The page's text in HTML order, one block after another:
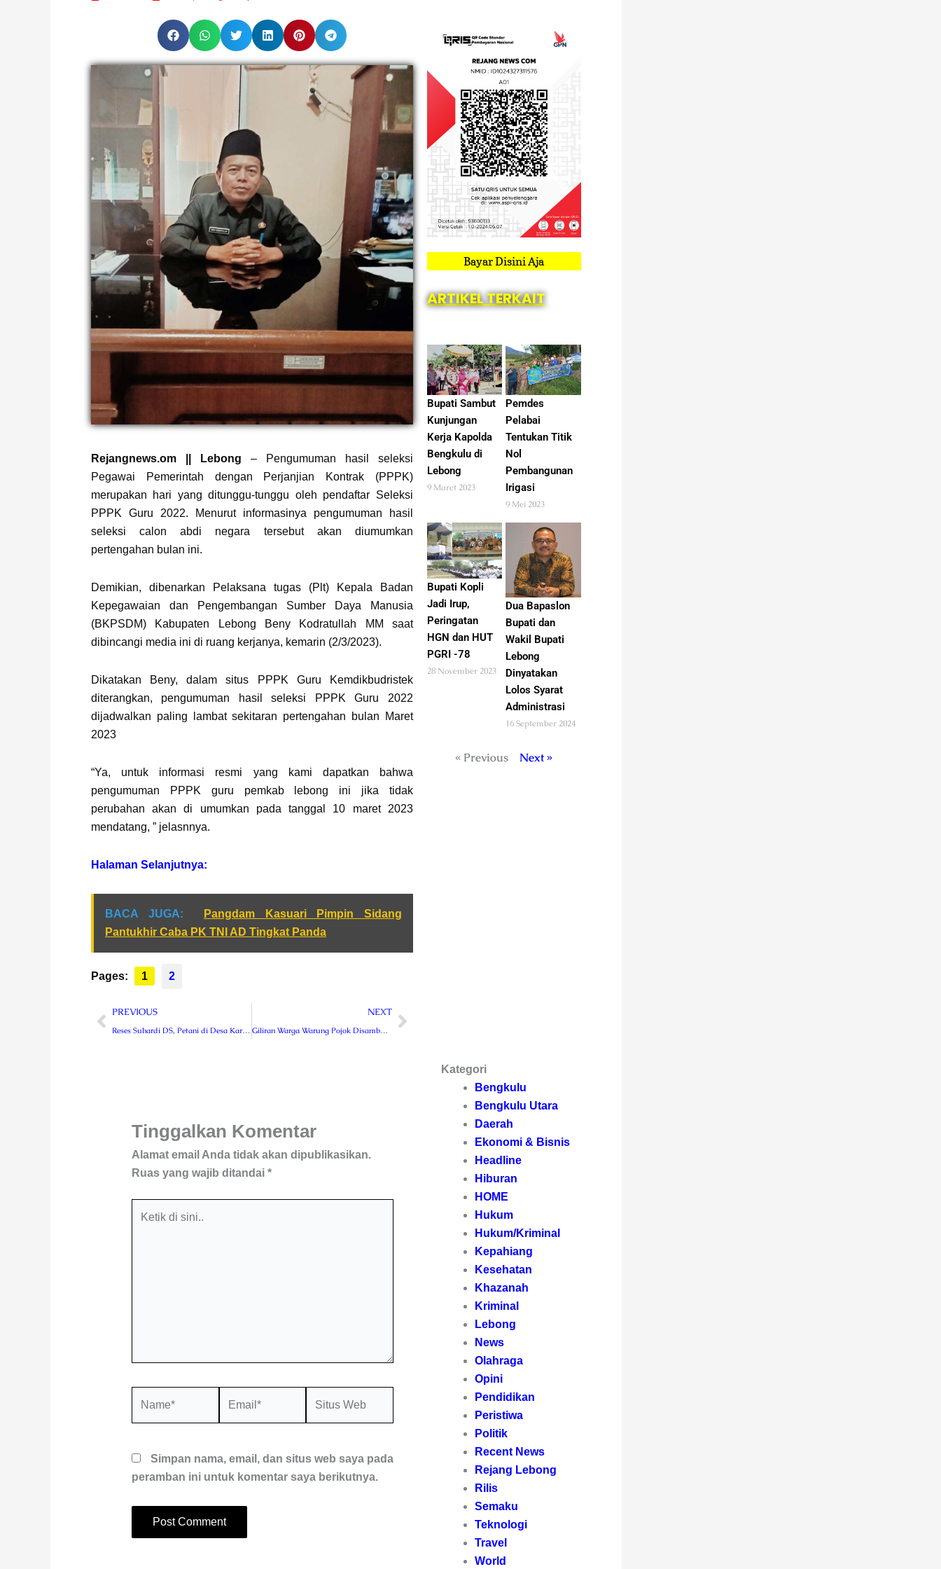
Rejangnews.om || Lebong – Pengumuman hasil seleksi
Pegawai Pemerintah dengan Perjanjian Kontrak (PPPK)
merupakan hari yang ditunggu-tunggu oleh pendaftar Seleksi
PPPK Guru 2022. Menurut informasinya pengumuman hasil
seleksi calon abdi negara tersebut akan diumumkan
pertengahan bulan ini.
Demikian, dibenarkan Pelaksana tugas (Plt) Kepala Badan
Kepegawaian dan Pengembangan Sumber Daya Manusia
(BKPSDM) Kabupaten Lebong Beny Kodratullah MM saat
dibincangi media ini di ruang kerjanya, kemarin (2/3/2023).
Dikatakan Beny, dalam situs PPPK Guru Kemdikbudristek
diterangkan, pengumuman hasil seleksi PPPK Guru 2022
dijadwalkan paling lambat sekitaran pertengahan bulan Maret
2023
“Ya, untuk informasi resmi yang kami dapatkan bahwa
pengumuman PPPK guru pemkab lebong ini jika tidak
perubahan akan di umumkan pada tanggal 10 maret 2023
mendatang, ” jelasnnya.
Halaman Selanjutnya:
BACA JUGA:
Pangdam Kasuari Pimpin Sidang
Pantukhir Caba PK TNI AD Tingkat Panda
Pages:
Page
1
, Page
2
Prev
PREVIOUS
Reses Suhardi DS, Petani di Desa Karang Jaya Keluhkan Pupuk Subsidi Tidak Tersalurkan
NEXT
Giliran Warga Warung Pojok Disambangi Polsek Sindang Dataran
Next
Bayar Disini Aja
ARTIKEL TERKAIT
Bupati Sambut
Kunjungan
Kerja Kapolda
Bengkulu di
Lebong
9 Maret 2023
Pemdes
Pelabai
Tentukan Titik
Nol
Pembangunan
Irigasi
9 Mei 2023
Bupati Kopli
Jadi Irup,
Peringatan
HGN dan HUT
PGRI -78
28 November 2023
Dua Bapaslon
Bupati dan
Wakil Bupati
Lebong
Dinyatakan
Lolos Syarat
Administrasi
16 September 2024
« Previous Next »
Tinggalkan Komentar
Alamat email Anda tidak akan dipublikasikan.
Ruas yang wajib ditandai *
Simpan nama, email, dan situs web saya pada
peramban ini untuk komentar saya berikutnya.
Kategori
Bengkulu
Bengkulu Utara
Daerah
Ekonomi & Bisnis
Headline
Hiburan
HOME
Hukum
Hukum/Kriminal
Kepahiang
Kesehatan
Khazanah
Kriminal
Lebong
News
Olahraga
Opini
Pendidikan
Peristiwa
Politik
Recent News
Rejang Lebong
Rilis
Semaku
Teknologi
Travel
World